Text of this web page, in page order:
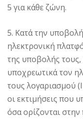
5 για κάθε ζώνη.
5. Κατά την
ηλεκτρονική
της υποβολής
υποχρεωτικά τον
τους λογαριασμού
οι εκτιμήσεις που
όσα ορίζονται